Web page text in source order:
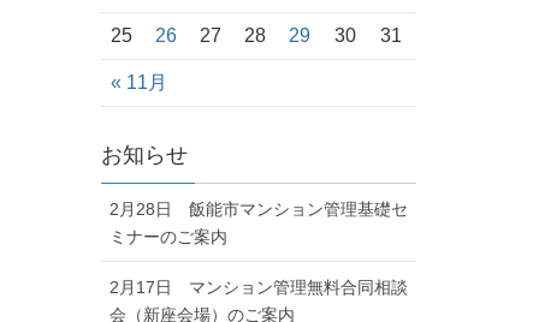
« 11月
25 26 27 28 29 30 31
お知らせ
2月28日 飯能市マンション管理基礎セ
ミナーのご案内
2月17日 マンション管理無料合同相談
会（新座会場）のご案内